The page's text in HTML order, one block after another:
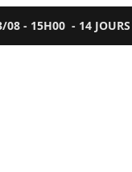
08 - 15H00 - 14